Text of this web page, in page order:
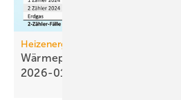
Heizenergiekosten
Wärmepumpen­strom-/
2026-01